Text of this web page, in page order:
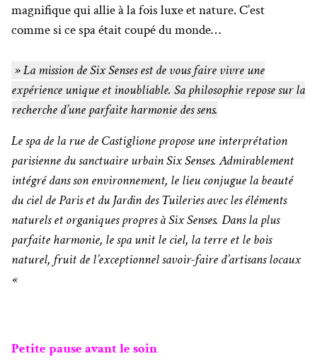
magnifique qui allie à la fois luxe et nature. C’est
comme si ce spa était coupé du monde…
» La mission de Six Senses est de vous faire vivre une
expérience unique et inoubliable. Sa philosophie repose sur la
recherche d’une parfaite harmonie des sens.
Le spa de la rue de Castiglione propose une interprétation
parisienne du sanctuaire urbain Six Senses. Admirablement
intégré dans son environnement, le lieu conjugue la beauté
du ciel de Paris et du Jardin des Tuileries avec les éléments
naturels et organiques propres à Six Senses. Dans la plus
parfaite harmonie, le spa unit le ciel, la terre et le bois
naturel, fruit de l’exceptionnel savoir-faire d’artisans locaux
«
Petite pause avant le soin